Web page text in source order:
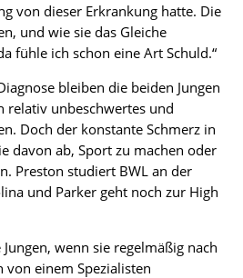
von dieser Erkrankung hatte. Die
und wie sie das Gleiche
fühle ich schon eine Art Schuld.“
bleiben die beiden Jungen
relativ unbeschwertes und
Doch der konstante Schmerz in
davon ab, Sport zu machen oder
Preston studiert BWL an der
und Parker geht noch zur High
wenn sie regelmäßig nach
einem Spezialisten